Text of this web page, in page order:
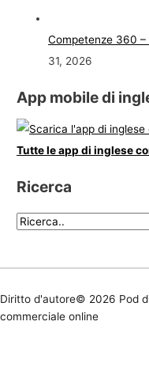
Competenze 360
31, 2026
App mobile di
Tutte le app di inglese
Ricerca
Diritto d'autore© 2026 Pod
commerciale online